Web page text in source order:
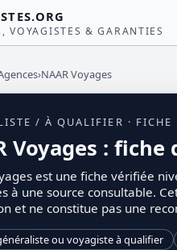
VOYAGISTES & GARANTIES
›NAAR Voyages
/ À QUALIFIER ·
Voyages :
est une fiche vérifiée
à une source consultable.
et ne constitue pas une
ou voyagiste à qualifier